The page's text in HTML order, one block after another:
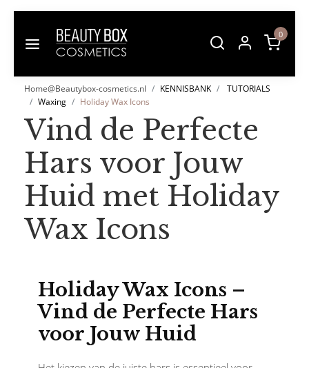
0
Home@Beautybox-cosmetics.nl KENNISBANK
TUTORIALS
Waxing
Holiday Wax Icons
Vind de Perfecte
Hars voor Jouw
Huid met Holiday
Wax Icons
Holiday Wax Icons –
Vind de Perfecte Hars
voor Jouw Huid